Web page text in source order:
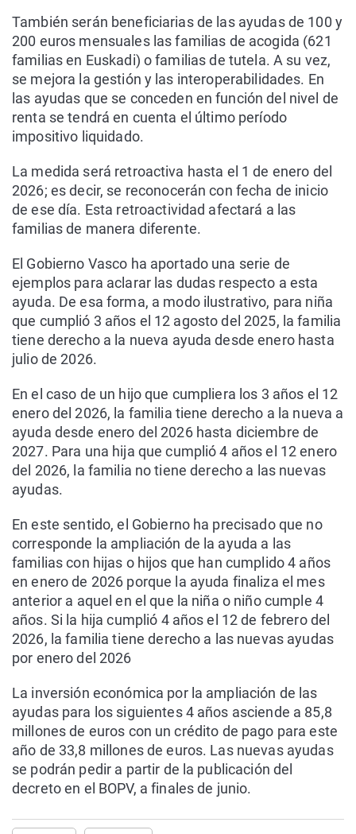
También serán beneficiarias de las ayudas de 100 y
200 euros mensuales las familias de acogida (621
familias en Euskadi) o familias de tutela. A su vez,
se mejora la gestión y las interoperabilidades. En
las ayudas que se conceden en función del nivel de
renta se tendrá en cuenta el último período
impositivo liquidado.
La medida será retroactiva hasta el 1 de enero del
2026; es decir, se reconocerán con fecha de inicio
de ese día. Esta retroactividad afectará a las
familias de manera diferente.
El Gobierno Vasco ha aportado una serie de
ejemplos para aclarar las dudas respecto a esta
ayuda. De esa forma, a modo ilustrativo, para niña
que cumplió 3 años el 12 agosto del 2025, la familia
tiene derecho a la nueva ayuda desde enero hasta
julio de 2026.
En el caso de un hijo que cumpliera los 3 años el 12
enero del 2026, la familia tiene derecho a la nueva a
ayuda desde enero del 2026 hasta diciembre de
2027. Para una hija que cumplió 4 años el 12 enero
del 2026, la familia no tiene derecho a las nuevas
ayudas.
En este sentido, el Gobierno ha precisado que no
corresponde la ampliación de la ayuda a las
familias con hijas o hijos que han cumplido 4 años
en enero de 2026 porque la ayuda finaliza el mes
anterior a aquel en el que la niña o niño cumple 4
años. Si la hija cumplió 4 años el 12 de febrero del
2026, la familia tiene derecho a las nuevas ayudas
por enero del 2026
La inversión económica por la ampliación de las
ayudas para los siguientes 4 años asciende a 85,8
millones de euros con un crédito de pago para este
año de 33,8 millones de euros. Las nuevas ayudas
se podrán pedir a partir de la publicación del
decreto en el BOPV, a finales de junio.